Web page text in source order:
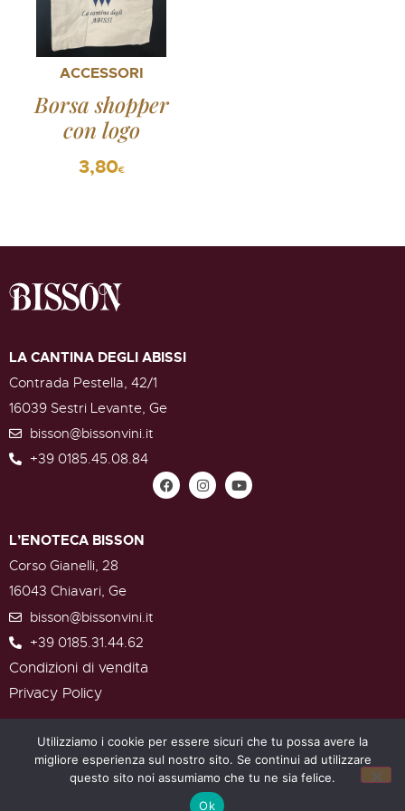
ACCESSORI
Borsa shopper
con logo
3,80€
LA CANTINA DEGLI ABISSI
Contrada Pestella, 42/1
16039 Sestri Levante, Ge
bisson@bissonvini.it
+39 0185.45.08.84
L’ENOTECA BISSON
Corso Gianelli, 28
16043 Chiavari, Ge
bisson@bissonvini.it
+39 0185.31.44.62
Condizioni di vendita
Privacy Policy
Bisson Società Agricola di Lugano Marta & Pier Luigi S.S. –
Contrada Pestella, 42/1 – 16039 Sestri Levante (Ge) – C.F. e
P.IVA 01585530999
Developed by
Utilizziamo i cookie per essere sicuri che tu possa avere la
migliore esperienza sul nostro sito. Se continui ad utilizzare
questo sito noi assumiamo che tu ne sia felice.
Ok